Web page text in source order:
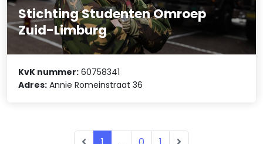
Stichting Studenten Omroep
Zuid-Limburg
KvK nummer: 60758341
Adres: Annie Romeinstraat 36